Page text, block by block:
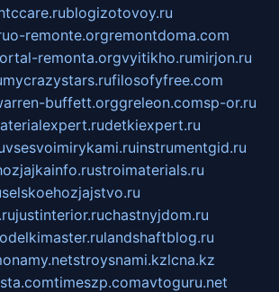
blogizotovoy.ru
o-remonte.orgremontdoma.com
remonta.orgvyitikho.rumirjon.ru
mycrazystars.rufilosofyfree.com
buffett.orggreleon.comsp-or.ru
detkiexpert.ru
vsesvoimirykami.ruinstrumentgid.ru
stroimaterials.ru
selskoehozjajstvo.ru
justinterior.ruchastnyjdom.ru
landshaftblog.ru
stroysnami.kzlcna.kz
timeszp.comavtoguru.net